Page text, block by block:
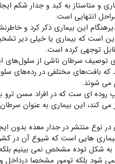
و متاستاز به کبد و جدار شکم
انتهایی است.
این بیماری ذکر کرد و
است که بیماری یا خیلی دیر
توجهی کرده است.
توصیف سرطان ناشی از سلول‌های
که بافت‌های مختلفی در رده‌های
می شوند.
کند، این بیماری به عنوان
در نوع منتشر در جدار معده بدون
هایی است که شیوع آن در
به شکل توده مشخص نمی بینیم
شود بلکه تومور مشخصا درداخل و